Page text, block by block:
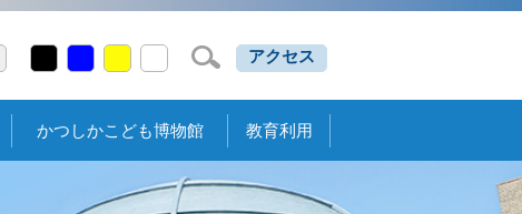
アクセス
かつしかこども博物館 教育利用